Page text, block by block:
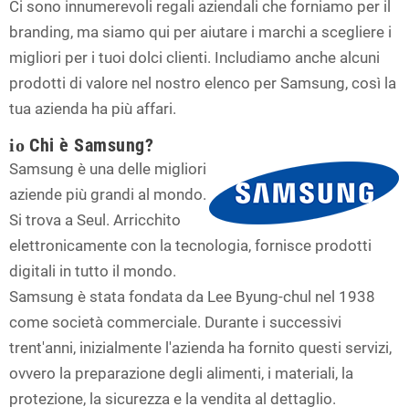
Ci sono innumerevoli regali aziendali che forniamo per il
branding, ma siamo qui per aiutare i marchi a scegliere i
migliori per i tuoi dolci clienti. Includiamo anche alcuni
prodotti di valore nel nostro elenco per Samsung, così la
tua azienda ha più affari.
io Chi è Samsung?
Samsung è una delle migliori
aziende più grandi al mondo.
Si trova a Seul. Arricchito
elettronicamente con la tecnologia, fornisce prodotti
digitali in tutto il mondo.
Samsung è stata fondata da Lee Byung-chul nel 1938
come società commerciale. Durante i successivi
trent'anni, inizialmente l'azienda ha fornito questi servizi,
ovvero la preparazione degli alimenti, i materiali, la
protezione, la sicurezza e la vendita al dettaglio.